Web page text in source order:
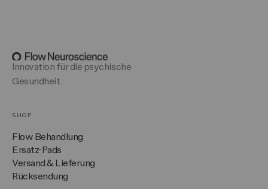
Innovation für die psychische
Gesundheit.
SHOP
Flow Behandlung
Ersatz-Pads
Versand & Lieferung
Rücksendung